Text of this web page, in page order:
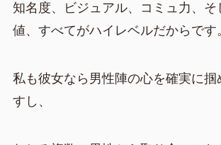
知名度、ビジュアル、コミュ力、そ
値、すべてがハイレベルだからです
私も彼女なら男性陣の心を確実に掴
すし、